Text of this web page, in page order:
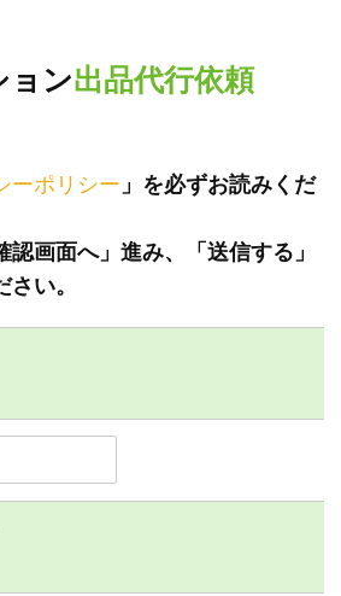
ョン出品代行依頼
ーポリシー 」を必ずお読みくだ
画面へ」進み、「送信する」
い。